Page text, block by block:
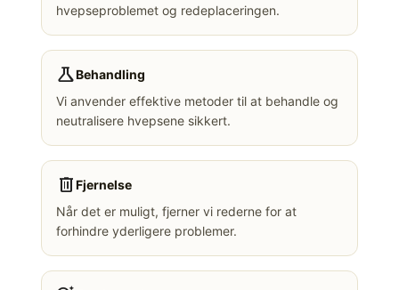
hvepseproblemet og redeplaceringen.
scienceBehandling
Vi anvender effektive metoder til at behandle og
neutralisere hvepsene sikkert.
deleteFjernelse
Når det er muligt, fjerner vi rederne for at
forhindre yderligere problemer.